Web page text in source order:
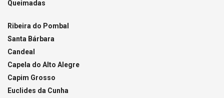
Queimadas
Ribeira do Pombal
Santa Bárbara
Candeal
Capela do Alto Alegre
Capim Grosso
Euclides da Cunha